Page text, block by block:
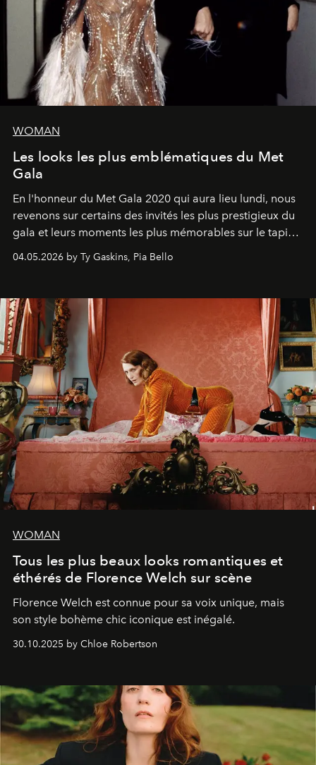
WOMAN
Les looks les plus emblématiques du Met
Gala
En l'honneur du Met Gala 2020 qui aura lieu lundi, nous
revenons sur certains des invités les plus prestigieux du
gala et leurs moments les plus mémorables sur le tapis
04.05.2026 by Ty Gaskins, Pia Bello
WOMAN
Tous les plus beaux looks romantiques et
éthérés de Florence Welch sur scène
Florence Welch est connue pour sa voix unique, mais
son style bohème chic iconique est inégalé.
30.10.2025 by Chloe Robertson